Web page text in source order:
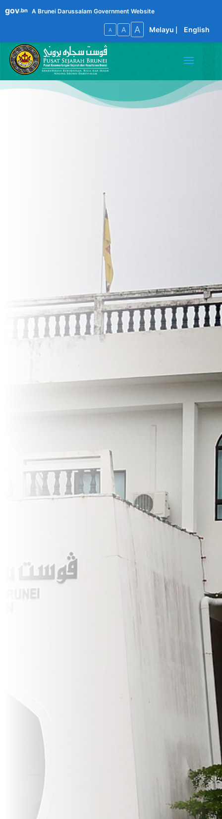
gov.bn A Brunei Darussalam Government Website
A A A Melayu English